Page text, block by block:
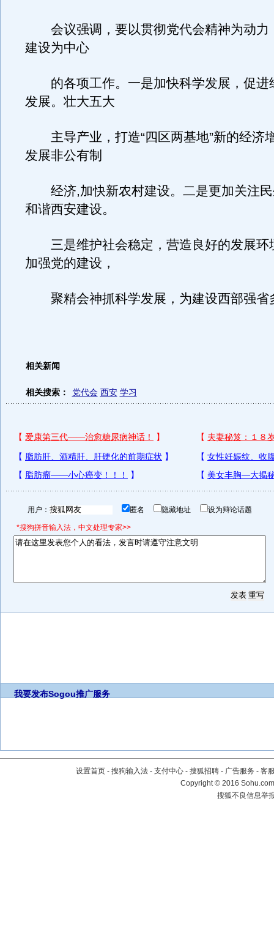
会议强调，要以贯彻党代会精神为动力
建设为中心
的各项工作。一是加快科学发展，促进
发展。壮大五大
主导产业，打造“四区两基地”新的经济
发展非公有制
经济,加快新农村建设。二是更加关注民
和谐西安建设。
三是维护社会稳定，营造良好的发展环
加强党的建设，
聚精会神抓科学发展，为建设西部强省
相关新闻
相关搜索： 党代会 西安 学习
用户： 匿名 隐藏地址 设为辩论话题
*搜狗拼音输入法，中文处理专家>>
我要发布Sogou推广服务
设置首页 - 搜狗输入法 - 支付中心 - 搜狐招聘 - 广告服务 - 客
Copyright©2016
搜狐不良信息举